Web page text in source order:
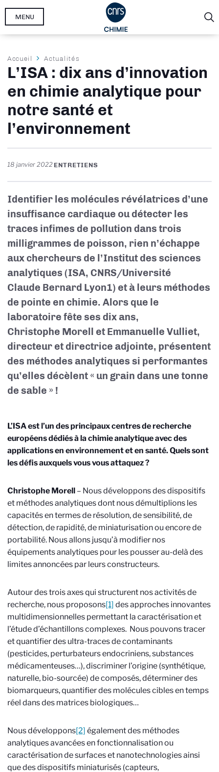
Aller
MENU
Fil
d'Ariane
Accueil Actualités
L’ISA : dix ans d’innovation
en chimie analytique pour
notre santé et
l’environnement
18 janvier 2022 ENTRETIENS
Identifier les molécules révélatrices d’une
insuffisance cardiaque ou détecter les
traces infimes de pollution dans trois
milligrammes de poisson, rien n’échappe
aux chercheurs de l’Institut des sciences
analytiques (ISA, CNRS/Université
Claude Bernard Lyon1) et à leurs méthodes
de pointe en chimie. Alors que le
laboratoire fête ses dix ans,
Christophe Morell et Emmanuelle Vulliet,
directeur et directrice adjointe, présentent
des méthodes analytiques si performantes
qu’elles décèlent « un grain dans une tonne
de sable » !
L’ISA est l’un des principaux centres de recherche
européens dédiés à la chimie analytique avec des
applications en environnement et en santé. Quels sont
les défis auxquels vous vous attaquez ?
Christophe Morell – Nous développons des dispositifs
et méthodes analytiques dont nous démultiplions les
capacités en termes de résolution, de sensibilité, de
détection, de rapidité, de miniaturisation ou encore de
portabilité. Nous allons jusqu’à modifier nos
équipements analytiques pour les pousser au-delà des
limites annoncées par leurs constructeurs.
Autour des trois axes qui structurent nos activités de
recherche, nous proposons[1] des approches innovantes
multidimensionnelles permettant la caractérisation et
l’étude d’échantillons complexes. Nous pouvons tracer
et quantifier des ultra-traces de contaminants
(pesticides, perturbateurs endocriniens, substances
médicamenteuses…), discriminer l’origine (synthétique,
naturelle, bio-sourcée) de composés, déterminer des
biomarqueurs, quantifier des molécules cibles en temps
réel dans des matrices biologiques…
Nous développons[2] également des méthodes
analytiques avancées en fonctionnalisation ou
caractérisation de surfaces et nanotechnologies ainsi
que des dispositifs miniaturisés (capteurs,